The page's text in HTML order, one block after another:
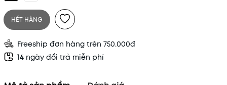
HẾT HÀNG
Freeship đơn hàng trên 750.000đ
14 ngày đổi trả miễn phí